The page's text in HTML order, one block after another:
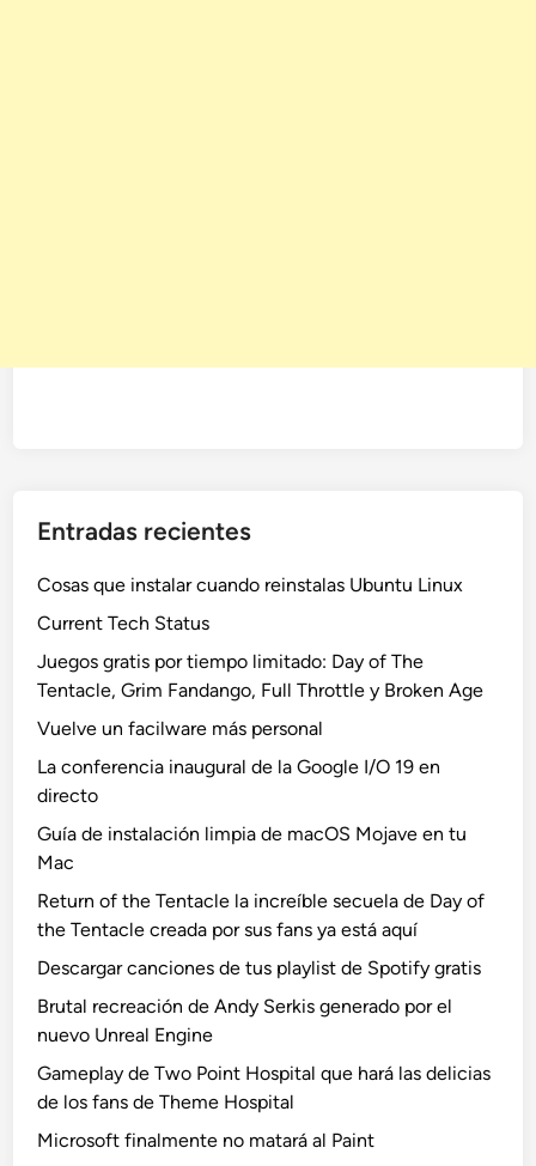
Entradas recientes
Cosas que instalar cuando reinstalas Ubuntu Linux
Current Tech Status
Juegos gratis por tiempo limitado: Day of The
Tentacle, Grim Fandango, Full Throttle y Broken Age
Vuelve un facilware más personal
La conferencia inaugural de la Google I/O 19 en
directo
Guía de instalación limpia de macOS Mojave en tu
Mac
Return of the Tentacle la increíble secuela de Day of
the Tentacle creada por sus fans ya está aquí
Descargar canciones de tus playlist de Spotify gratis
Brutal recreación de Andy Serkis generado por el
nuevo Unreal Engine
Gameplay de Two Point Hospital que hará las delicias
de los fans de Theme Hospital
Microsoft finalmente no matará al Paint